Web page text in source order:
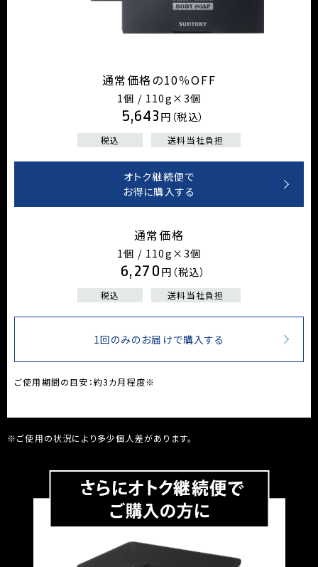
通常価格の10％OFF
1個 / 110g×3個
5,643 円（税込）
税込 送料当社負担
オトク継続便で
お得に購入する
通常価格
1個 / 110g×3個
6,270 円（税込）
税込 送料当社負担
1回のみのお届けで購入する
ご使用期間の目安：約3カ月程度※
※ご使用の状況により多少個人差があります。